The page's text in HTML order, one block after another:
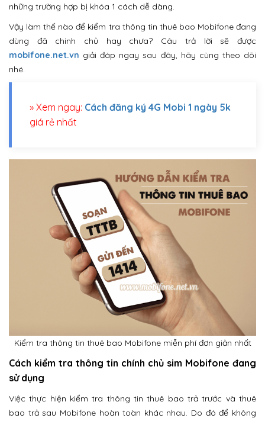
những trường hợp bị khóa 1 cách dễ dàng.
Vậy làm thế nào để kiểm tra thông tin thuê bao Mobifone đang
dùng đã chinh chủ hay chưa? Câu trả lời sẽ được
mobifone.net.vn giải đáp ngay sau đây, hãy cùng theo dõi
nhé.
» Xem ngay: Cách đăng ký 4G Mobi 1 ngày 5k
giá rẻ nhất
Kiểm tra thông tin thuê bao Mobifone miễn phí đơn giản nhất
Cách kiểm tra thông tin chính chủ sim Mobifone đang
sử dụng
Việc thực hiện kiểm tra thông tin thuê bao trả trước và thuê
bao trả sau Mobifone hoàn toàn khác nhau. Do đó để không